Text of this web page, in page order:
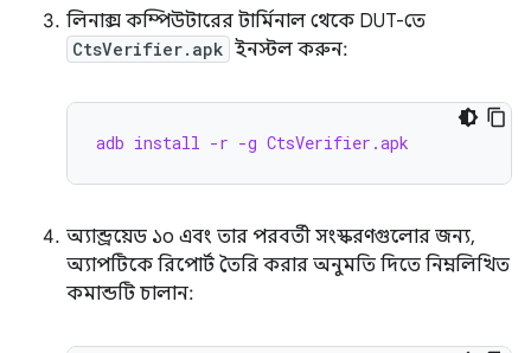
লিনাক্স কম্পিউটারের টার্মিনাল থেকে DUT-তে
CtsVerifier.apk ইনস্টল করুন:
adb install -r -g CtsVerifier.apk
অ্যান্ড্রয়েড ১০ এবং তার পরবর্তী সংস্করণগুলোর জন্য,
অ্যাপটিকে রিপোর্ট তৈরি করার অনুমতি দিতে নিম্নলিখিত
কমান্ডটি চালান: